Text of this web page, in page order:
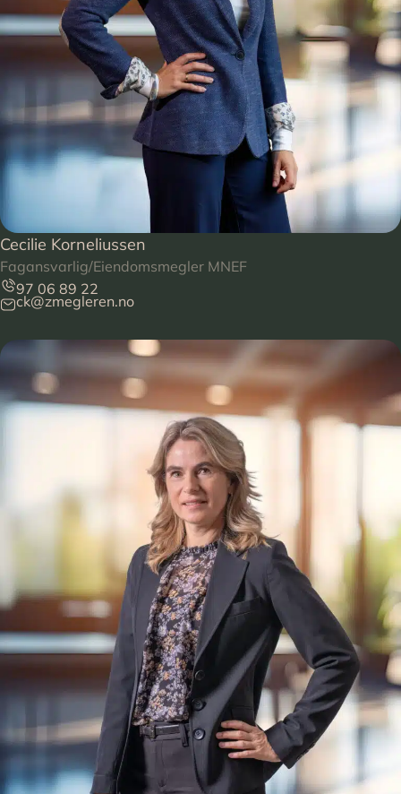
Cecilie Korneliussen
Fagansvarlig/Eiendomsmegler MNEF
97 06 89 22
ck@zmegleren.no